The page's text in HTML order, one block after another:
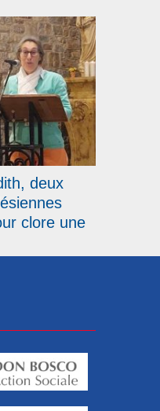
deux
clore une